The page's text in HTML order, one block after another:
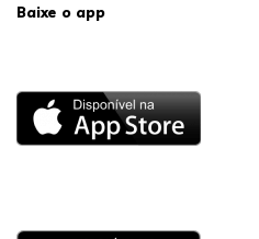
Baixe o app